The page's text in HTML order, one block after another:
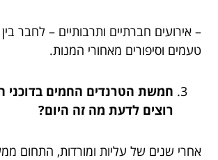
– אירועים חברתיים ותרבותיים – לחבר
טעמים וסיפורים מאחורי המנות.
חמשת הטרנדים החמים בדוכני
רוצים לדעת מה זה היום?
אחרי שנים של עליות ומורדות, התחום